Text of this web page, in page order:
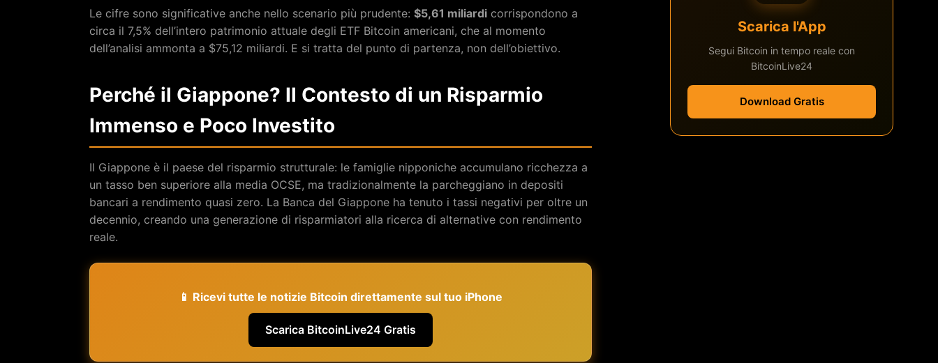
Le cifre sono significative anche nello scenario più prudente: $5,61 miliardi corrispondono a
circa il 7,5% dell’intero patrimonio attuale degli ETF Bitcoin americani, che al momento
dell’analisi ammonta a $75,12 miliardi. E si tratta del punto di partenza, non dell’obiettivo.
Perché il Giappone? Il Contesto di un Risparmio
Immenso e Poco Investito
Il Giappone è il paese del risparmio strutturale: le famiglie nipponiche accumulano ricchezza a
un tasso ben superiore alla media OCSE, ma tradizionalmente la parcheggiano in depositi
bancari a rendimento quasi zero. La Banca del Giappone ha tenuto i tassi negativi per oltre un
decennio, creando una generazione di risparmiatori alla ricerca di alternative con rendimento
reale.
📱 Ricevi tutte le notizie Bitcoin direttamente sul tuo iPhone
Scarica BitcoinLive24 Gratis
Scarica l'App
Segui Bitcoin in tempo reale con
BitcoinLive24
Download Gratis